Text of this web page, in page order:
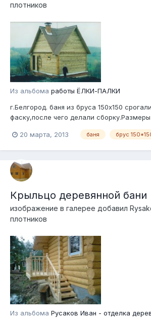
плотников
Из альбома работы ЁЛКИ-ПАЛКИ
г.Белгород. баня из бруса 150х150
фаску,после чего делали
20 марта, 2013 баня брус
Крыльцо деревянной бани
изображение в галерее добавил
плотников
Из альбома Русаков Иван - отделка